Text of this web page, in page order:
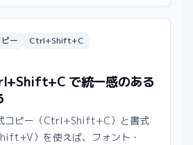
ー
Ctrl+Shift+C
で統一感のある
コピー（Ctrl+Shift+C）と書式
）を使えば、フォント・